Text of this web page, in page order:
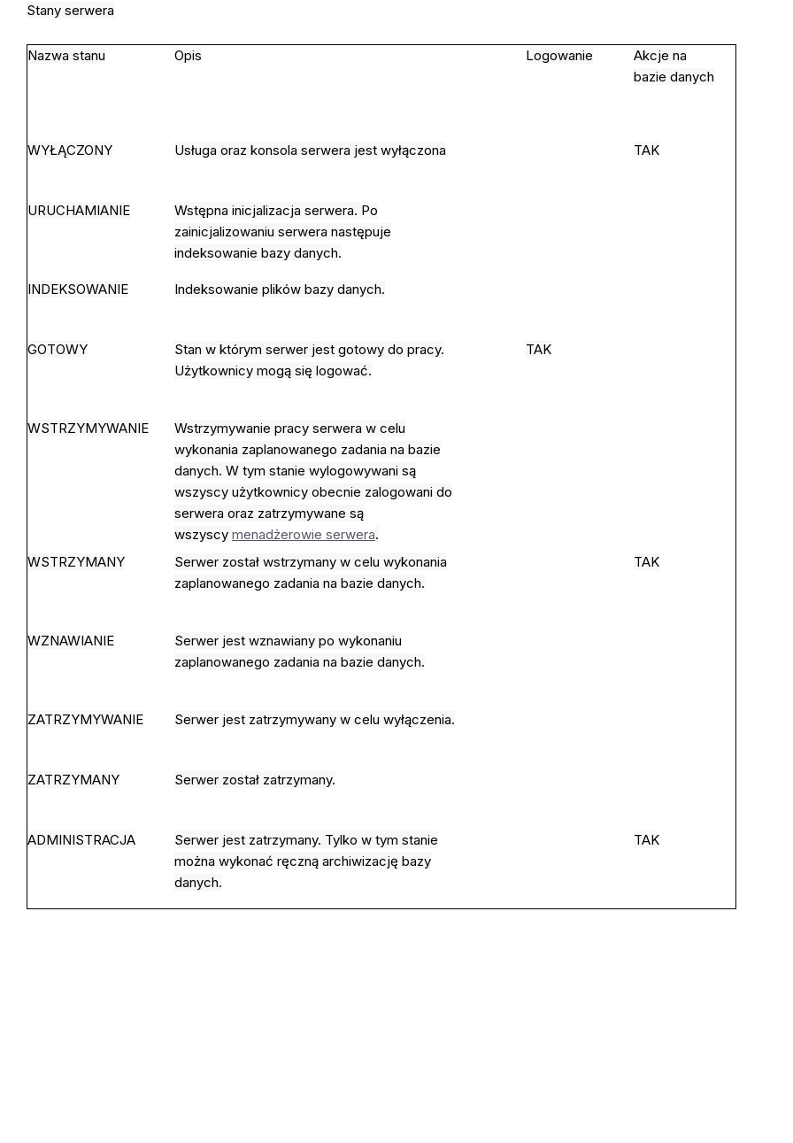
Stany serwera
Nazwa stanu Opis Logowanie
Akcje na
bazie danych
WYŁĄCZONY Usługa oraz konsola serwera jest wyłączona TAK
URUCHAMIANIE
Wstępna inicjalizacja serwera. Po
zainicjalizowaniu serwera następuje
indeksowanie bazy danych.
INDEKSOWANIE Indeksowanie plików bazy danych.
GOTOWY
Stan w którym serwer jest gotowy do pracy.
Użytkownicy mogą się logować.
TAK
WSTRZYMYWANIE
Wstrzymywanie pracy serwera w celu
wykonania zaplanowanego zadania na bazie
danych. W tym stanie wylogowywani są
wszyscy użytkownicy obecnie zalogowani do
serwera oraz zatrzymywane są
wszyscy menadżerowie serwera.
WSTRZYMANY
Serwer został wstrzymany w celu wykonania
zaplanowanego zadania na bazie danych.
TAK
WZNAWIANIE
Serwer jest wznawiany po wykonaniu
zaplanowanego zadania na bazie danych.
ZATRZYMYWANIE Serwer jest zatrzymywany w celu wyłączenia.
ZATRZYMANY Serwer został zatrzymany.
ADMINISTRACJA
Serwer jest zatrzymany. Tylko w tym stanie
można wykonać ręczną archiwizację bazy
danych.
TAK